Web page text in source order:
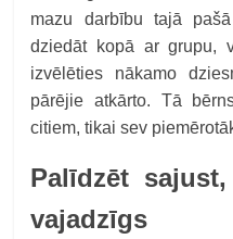
mazu darbību tajā
dziedāt kopā ar grupu,
izvēlēties nākamo
pārējie atkārto. Tā
citiem, tikai sev
Palīdzēt
vajadzīgs